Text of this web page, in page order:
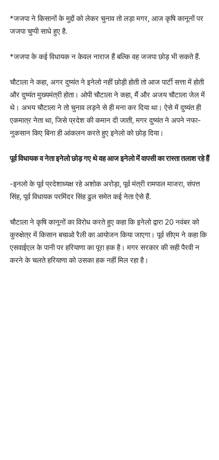
*जजपा ने किसानों के मुद्दों को लेकर चुनाव तो लड़ा मगर, आज कृषि कानूनों पर
जजपा चुप्पी साधे हुए है.
*जजपा के कई विधायक न केवल नाराज हैं बल्कि वह जजपा छोड़ भी सकते हैं.
चौटाला ने कहा, अगर दुष्यंत ने इनेलो नहीं छोड़ी होती तो आज पार्टी सत्ता में होती
और दुष्यंत मुख्यमंत्री होता। ओपी चौटाला ने कहा, मैं और अजय चौटाला जेल में
थे। अभय चौटाला ने तो चुनाव लड़ने से ही मना कर दिया था। ऐसे में दुष्यंत ही
एकमात्र नेता था, जिसे प्रदेश की कमान दी जाती, मगर दुष्यंत ने अपने नफा-
नुकसान किए बिना ही आंकलन करते हुए इनेलो को छोड़ दिया।
पूर्व विधायक व नेता इनेलो छोड़ गए थे वह आज इनेलो में वापसी का रास्ता तलाश रहे हैं
-इनलो के पूर्व प्रदेशाध्यक्ष रहे अशोक अरोड़ा, पूर्व मंत्री रामपाल माजरा, संपत्त
सिंह, पूर्व विधायक परमिंदर सिंह ढुल समेत कई नेता ऐसे हैं.
चौटाला ने कृषि कानूनों का विरोध करते हुए कहा कि इनेलो द्वारा 20 नवंबर को
कुरुक्षेत्र में किसान बचाओ रैली का आयोजन किया जाएगा। पूर्व सीएम ने कहा कि
एसवाईएल के पानी पर हरियाणा का पूरा हक है। मगर सरकार की सही पैरवी न
करने के चलते हरियाणा को उसका हक नहीं मिल रहा है।